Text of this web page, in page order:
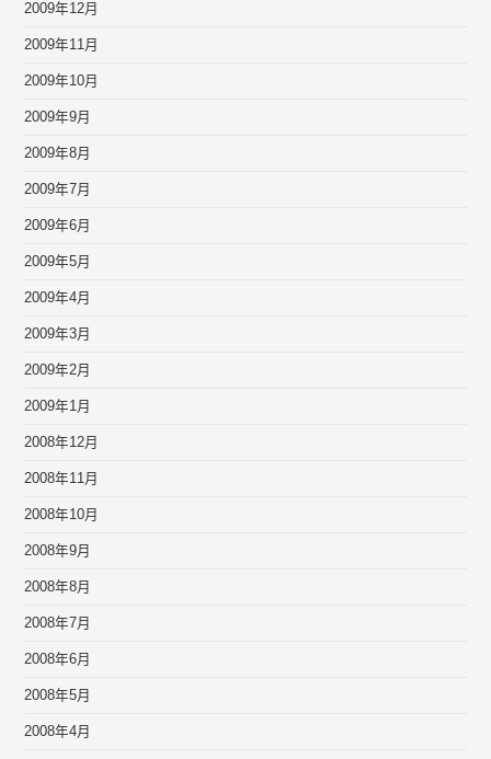
2009年12月
2009年11月
2009年10月
2009年9月
2009年8月
2009年7月
2009年6月
2009年5月
2009年4月
2009年3月
2009年2月
2009年1月
2008年12月
2008年11月
2008年10月
2008年9月
2008年8月
2008年7月
2008年6月
2008年5月
2008年4月